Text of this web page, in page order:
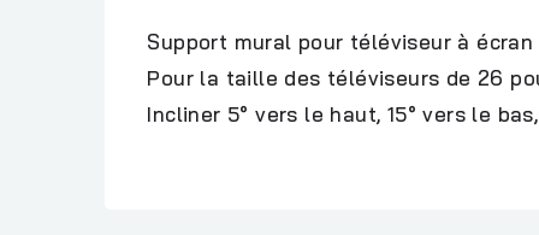
Support mural pour téléviseur à
Pour la taille des téléviseurs de 26
Incliner 5° vers le haut, 15° vers le